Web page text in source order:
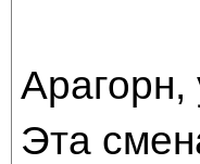
Арагорн,
Эта